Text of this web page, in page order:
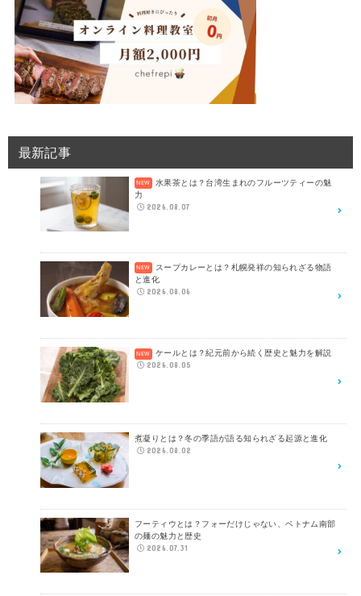
最新記事
水果茶とは？台湾生まれのフルーツティーの魅
力
2026.08.07
スープカレーとは？札幌発祥の知られざる物語
と進化
2026.08.06
ケールとは？紀元前から続く歴史と魅力を解説
2026.08.05
煮凝りとは？冬の季語が語る知られざる起源と進化
2026.08.02
フーティウとは？フォーだけじゃない、ベトナム南部
の麺の魅力と歴史
2026.07.31